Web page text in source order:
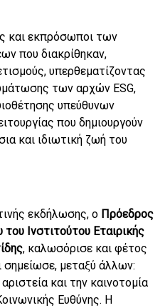
και εκπρόσωποι των
που διακρίθηκαν,
υπερθεματίζοντας
των αρχών ESG,
υπεύθυνων
που δημιουργούν
και ιδιωτική ζωή του
εκδήλωσης, ο Πρόεδρος
Ινστιτούτου Εταιρικής
, καλωσόρισε και φέτος
σημείωσε, μεταξύ άλλων:
και την καινοτομία
Ευθύνης. Η